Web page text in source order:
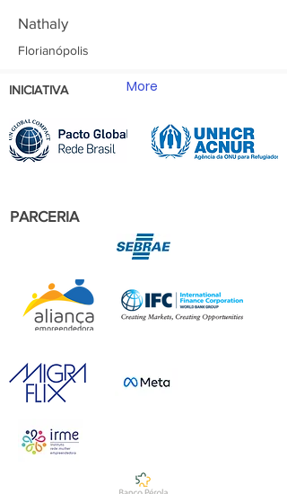
Nathaly
Florianópolis
More
INICIATIVA
PARCERIA